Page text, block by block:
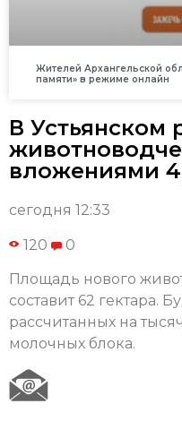
Жителей Архангельской
памяти» в режиме онлайн
В Устьянском
вложениями
сегодня 12:33
120 0
Площадь нового
составит 62 гектара.
рассчитанных на
молочных блока.